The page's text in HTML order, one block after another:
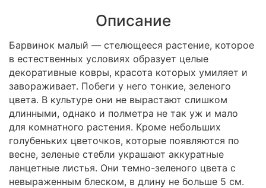
Описание
Барвинок малый — стелющееся растение, которое
в естественных условиях образует целые
декоративные ковры, красота которых умиляет и
завораживает. Побеги у него тонкие, зеленого
цвета. В культуре они не вырастают слишком
длинными, однако и полметра не так уж и мало
для комнатного растения. Кроме небольших
голубеньких цветочков, которые появляются по
весне, зеленые стебли украшают аккуратные
ланцетные листья. Они темно-зеленого цвета с
невыраженным блеском, в длину не больше 5 см.